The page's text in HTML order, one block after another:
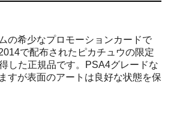
の希少なプロモーションカードで
で配布されたピカチュウの限定
した正規品です。PSA4グレードな
すが表面のアートは良好な状態を保